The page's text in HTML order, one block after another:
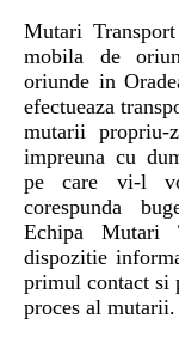
Mutari
mobila de
oriunde in
efectueaza
mutarii propriu-
impreuna cu
pe care vi-l
corespunda
Echipa Mutari
dispozitie
primul contact si
proces al mutarii.